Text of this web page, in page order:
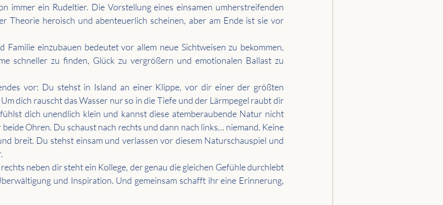
immer ein Rudeltier. Die Vorstellung eines einsamen umherstreifenden
Theorie heroisch und abenteuerlich scheinen, aber am Ende ist sie vor
Familie einzubauen bedeutet vor allem neue Sichtweisen zu bekommen,
schneller zu finden, Glück zu vergrößern und emotionalen Ballast zu
vor: Du stehst in Island an einer Klippe, vor dir einer der größten
dich rauscht das Wasser nur so in die Tiefe und der Lärmpegel raubt dir
dich unendlich klein und kannst diese atemberaubende Natur nicht
Ohren. Du schaust nach rechts und dann nach links… niemand. Keine
breit. Du stehst einsam und verlassen vor diesem Naturschauspiel und
neben dir steht ein Kollege, der genau die gleichen Gefühle durchlebt
und Inspiration. Und gemeinsam schafft ihr eine Erinnerung,